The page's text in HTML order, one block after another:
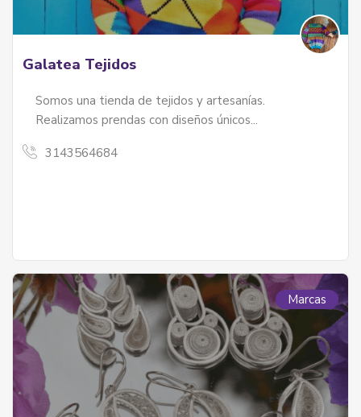
Galatea Tejidos
Somos una tienda de tejidos y artesanías.
Realizamos prendas con diseños únicos...
3143564684
Marcas